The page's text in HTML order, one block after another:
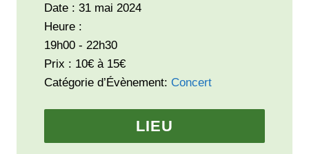
Date : 31 mai 2024
Heure :
19h00 - 22h30
Prix : 10€ à 15€
Catégorie d’Évènement: Concert
LIEU